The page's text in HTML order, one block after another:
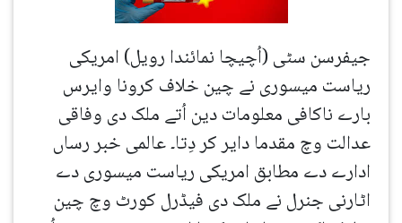
جیفرسن سٹی (اُچیچا نمائندا رویل) امریکی
ریاست میسوری نے چین خلاف کرونا وایرس
بارے ناکافی معلومات دین اُتے ملک دی وفاقی
عدالت وچ مقدما دایر کر دِتا۔ عالمی خبر رساں
ادارے دے مطابق امریکی ریاست میسوری دے
اٹارنی جنرل نے ملک دی فیڈرل کورٹ وچ چین